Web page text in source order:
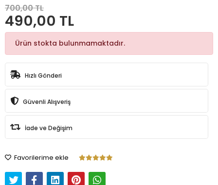
700,00 TL
490,00 TL
Ürün stokta bulunmamaktadır.
Hızlı Gönderi
Güvenli Alışveriş
İade ve Değişim
Favorilerime ekle